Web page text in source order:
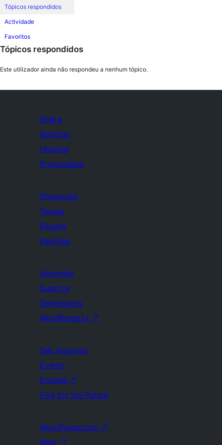
Tópicos respondidos
Actividade
Favoritos
Tópicos respondidos
Este utilizador ainda não respondeu a nenhum tópico.
Sobre
Notícias
Hosting
Privacidade
Showcase
Temas
Plugins
Padrões
Aprender
Suporte
Developers
WordPress.tv ↗
Get Involved
Events
Donate ↗
Five for the Future
WordPress.com ↗
Matt ↗